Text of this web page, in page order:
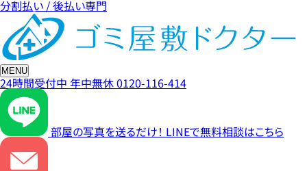
分割払い / 後払い専門
MENU
24時間受付中 年中無休0120-116-414
部屋の写真を送るだけ！ LINEで無料相談はこちら